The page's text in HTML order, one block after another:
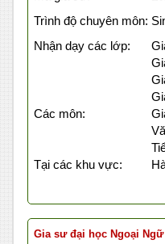
Trình độ chuyên môn:
Nhận dạy các lớp:
Các môn:
Tại các khu vực:
Gia sư đại học Ngoại